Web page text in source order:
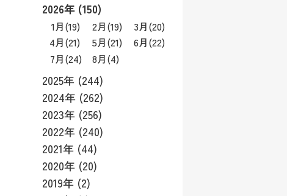
2026年 (150)
1月(19) 2月(19) 3月(20)
4月(21) 5月(21) 6月(22)
7月(24) 8月(4)
2025年 (244)
2024年 (262)
2023年 (256)
2022年 (240)
2021年 (44)
2020年 (20)
2019年 (2)